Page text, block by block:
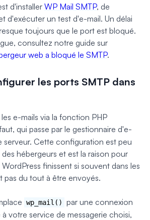
d'installer WP Mail SMTP, de
d'exécuter un test d'e-mail. Un délai
toujours que le port est bloqué.
consultez notre guide sur
web a bloqué le SMTP.
les ports SMTP dans
e-mails via la fonction PHP
qui passe par le gestionnaire d'e-
serveur. Cette configuration est peu
hébergeurs et est la raison pour
finissent si souvent dans les
pas du tout à être envoyés.
wp_mail()
par une connexion
votre service de messagerie choisi,